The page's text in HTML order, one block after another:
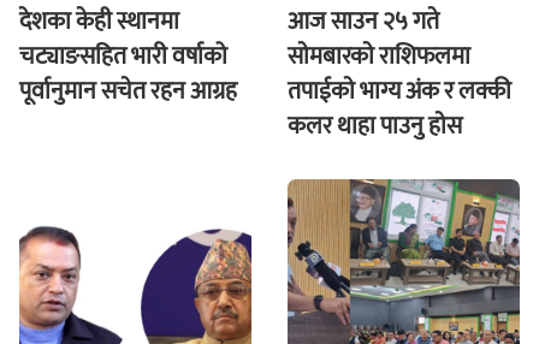
देशका केही स्थानमा
चट्याङसहित भारी वर्षाको
पूर्वानुमान सचेत रहन आग्रह
आज साउन २५ गते
साेमबारकाे राशिफलमा
तपाईकाे भाग्य अंक र लक्की
कलर थाहा पाउनु हाेस